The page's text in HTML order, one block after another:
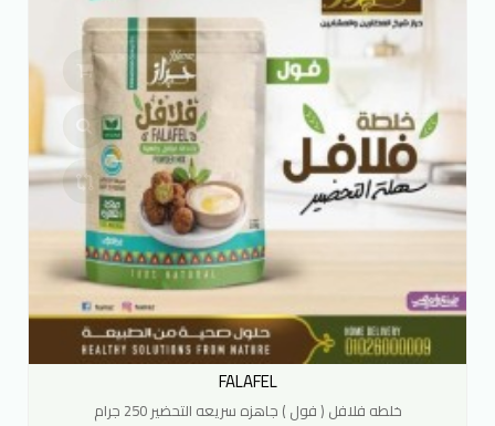
FALAFEL
خلطه فلافل ( فول ) جاهزه سريعه التحضير 250 جرام